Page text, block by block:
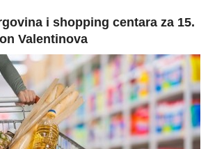
i shopping centara za 15.
Valentinova